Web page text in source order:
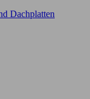
Dachplatten